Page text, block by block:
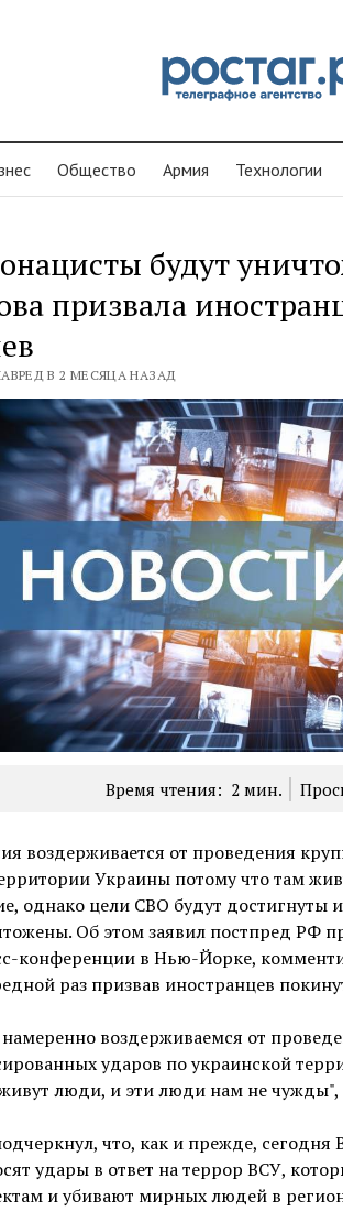
Общество Армия Технологии
будут
призвала
В 2 МЕСЯЦА НАЗАД
Время чтения: 2 мин.
воздерживается от проведения
Украины потому что там
однако цели СВО будут достигнуты
Об этом заявил постпред РФ
конференции в Нью-Йорке,
раз призвав иностранцев
воздерживаемся от
ударов по украинской
люди, и эти люди нам не чужды",
что, как и прежде,
удары в ответ на террор ВСУ,
и убивают мирных людей в